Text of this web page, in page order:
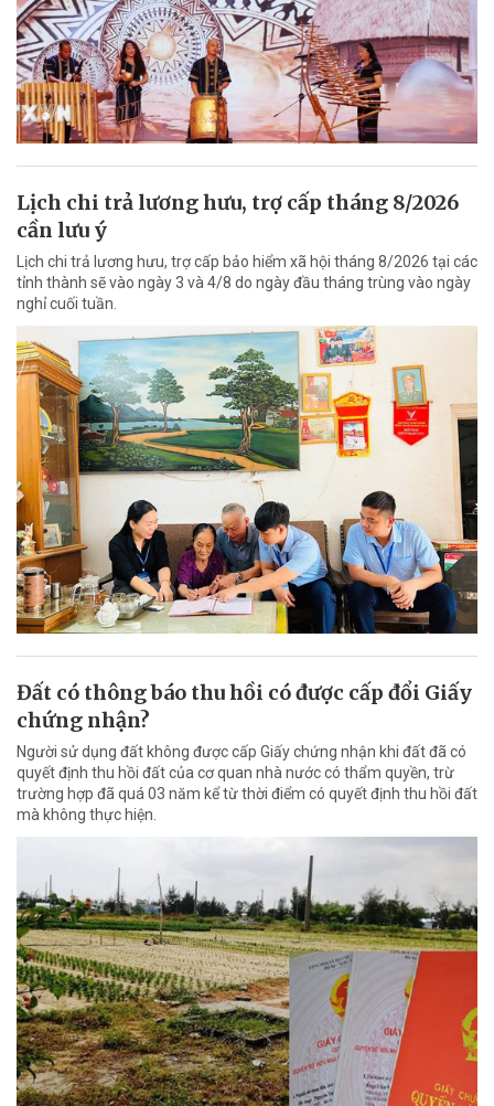
Lịch chi trả lương hưu, trợ cấp tháng 8/2026
cần lưu ý
Lịch chi trả lương hưu, trợ cấp bảo hiểm xã hội tháng 8/2026 tại các
tỉnh thành sẽ vào ngày 3 và 4/8 do ngày đầu tháng trùng vào ngày
nghỉ cuối tuần.
Đất có thông báo thu hồi có được cấp đổi Giấy
chứng nhận?
Người sử dụng đất không được cấp Giấy chứng nhận khi đất đã có
quyết định thu hồi đất của cơ quan nhà nước có thẩm quyền, trừ
trường hợp đã quá 03 năm kể từ thời điểm có quyết định thu hồi đất
mà không thực hiện.